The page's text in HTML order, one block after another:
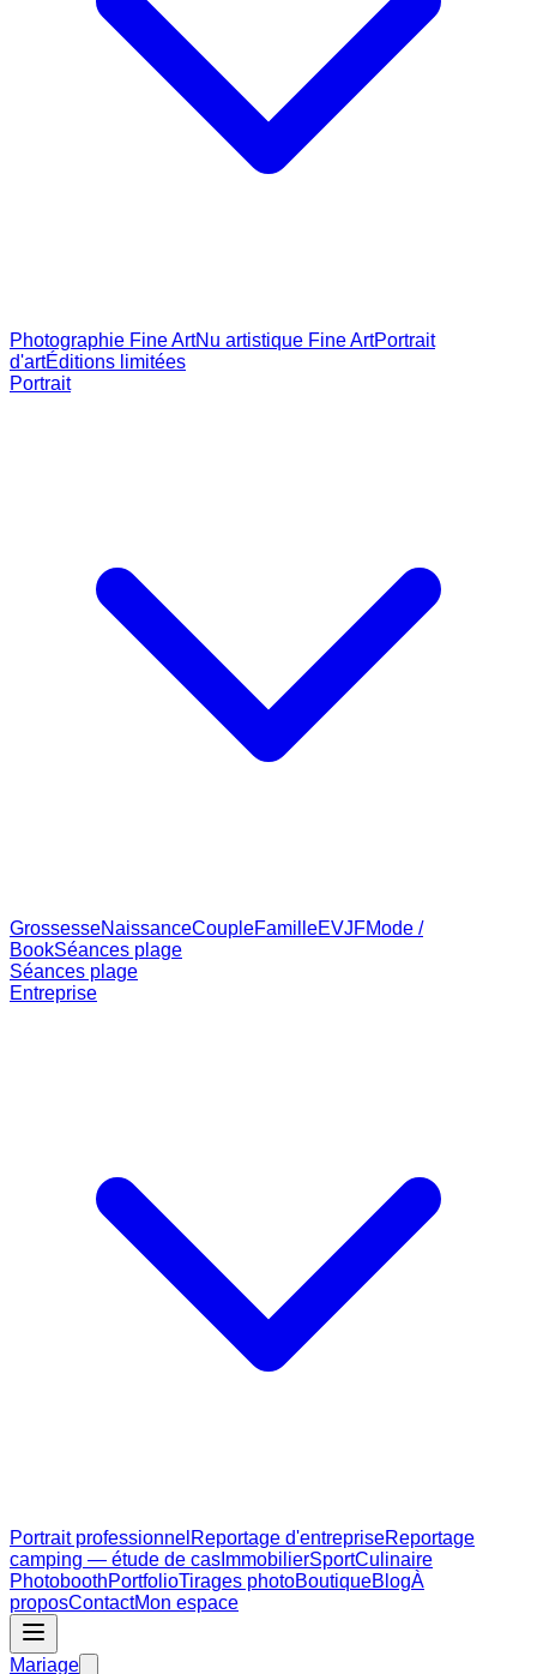
Photographie Fine ArtNu artistique Fine ArtPortrait
d'artÉditions limitées
Portrait
GrossesseNaissanceCoupleFamilleEVJFMode /
BookSéances plage
Séances plage
Entreprise
Portrait professionnel Reportage d'entrepriseReportage
camping — étude de cas ImmobilierSportCulinaire
PhotoboothPortfolioTirages photoBoutiqueBlogÀ
proposContactMon espace
Mariage